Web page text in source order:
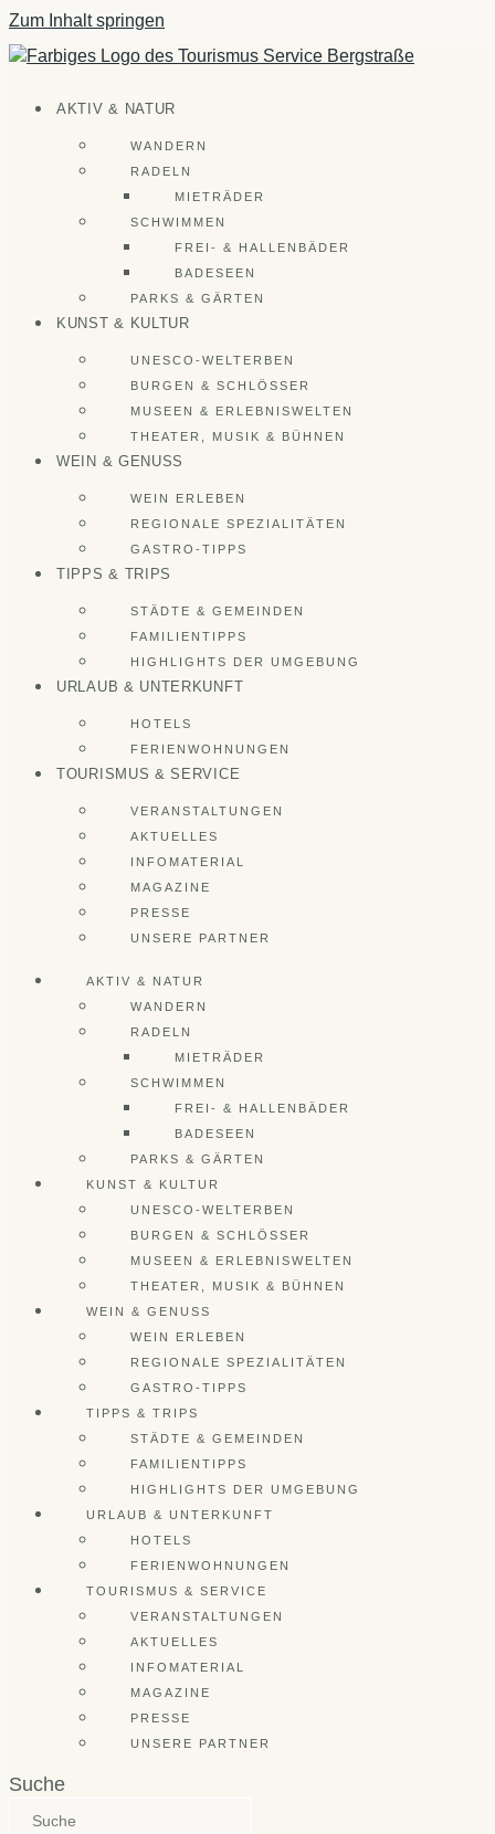
Zum Inhalt springen
AKTIV & NATUR
WANDERN
RADELN
MIETRÄDER
SCHWIMMEN
FREI- & HALLENBÄDER
BADESEEN
PARKS & GÄRTEN
KUNST & KULTUR
UNESCO-WELTERBEN
BURGEN & SCHLÖSSER
MUSEEN & ERLEBNISWELTEN
THEATER, MUSIK & BÜHNEN
WEIN & GENUSS
WEIN ERLEBEN
REGIONALE SPEZIALITÄTEN
GASTRO-TIPPS
TIPPS & TRIPS
STÄDTE & GEMEINDEN
FAMILIENTIPPS
HIGHLIGHTS DER UMGEBUNG
URLAUB & UNTERKUNFT
HOTELS
FERIENWOHNUNGEN
TOURISMUS & SERVICE
VERANSTALTUNGEN
AKTUELLES
INFOMATERIAL
MAGAZINE
PRESSE
UNSERE PARTNER
AKTIV & NATUR
WANDERN
RADELN
MIETRÄDER
SCHWIMMEN
FREI- & HALLENBÄDER
BADESEEN
PARKS & GÄRTEN
KUNST & KULTUR
UNESCO-WELTERBEN
BURGEN & SCHLÖSSER
MUSEEN & ERLEBNISWELTEN
THEATER, MUSIK & BÜHNEN
WEIN & GENUSS
WEIN ERLEBEN
REGIONALE SPEZIALITÄTEN
GASTRO-TIPPS
TIPPS & TRIPS
STÄDTE & GEMEINDEN
FAMILIENTIPPS
HIGHLIGHTS DER UMGEBUNG
URLAUB & UNTERKUNFT
HOTELS
FERIENWOHNUNGEN
TOURISMUS & SERVICE
VERANSTALTUNGEN
AKTUELLES
INFOMATERIAL
MAGAZINE
PRESSE
UNSERE PARTNER
Suche